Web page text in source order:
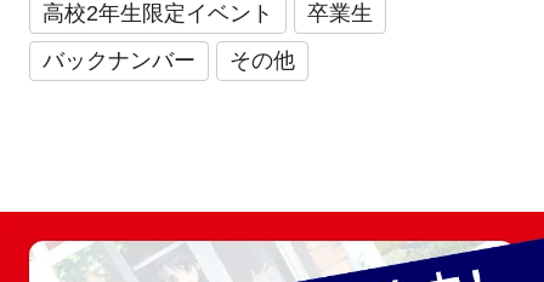
高校2年生限定イベント
卒業生
バックナンバー
その他